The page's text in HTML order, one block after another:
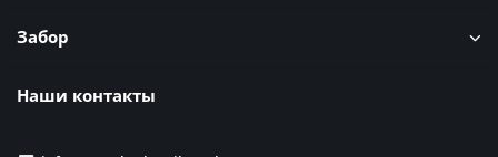
Забор
Наши контакты